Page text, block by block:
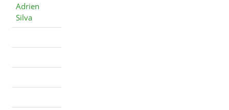
Adrien
Silva